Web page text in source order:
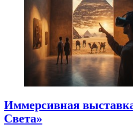
Иммерсивная
Света»